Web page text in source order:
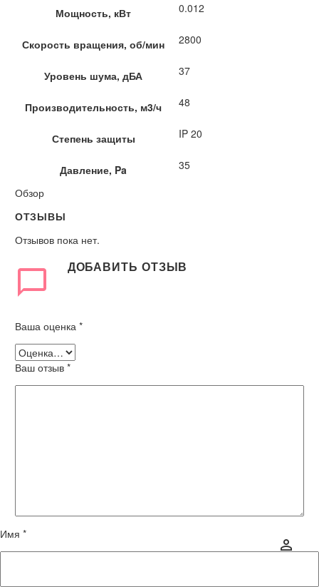
Мощность, кВт 0.012
Скорость вращения, об/мин 2800
Уровень шума, дБА 37
Производительность, м3/ч 48
Степень защиты IP 20
Давление, Pa
35
Обзор
ОТЗЫВЫ
Отзывов пока нет.
ДОБАВИТЬ ОТЗЫВ
Ваша оценка *
Ваш отзыв *
Имя *